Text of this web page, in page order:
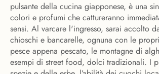
pulsante della cucina giapponese, è una
colori e profumi che cattureranno
sensi. Al varcare l'ingresso, sarai accolto
chioschi e bancarelle, ognuna con le
pesce appena pescato, le montagne di
esempi di street food, dolci tradizionali. I